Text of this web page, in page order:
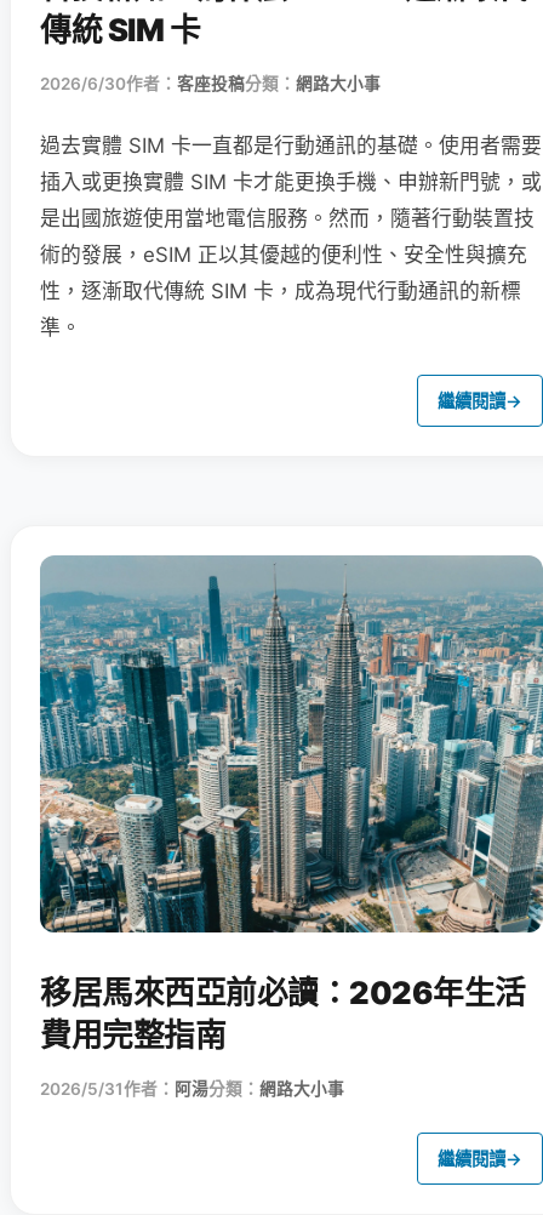
傳統 SIM 卡
2026/6/30作者： 客座投稿分類： 網路大小事
過去實體 SIM 卡一直都是行動通訊的基礎。使用者需要
插入或更換實體 SIM 卡才能更換手機、申辦新門號，或
是出國旅遊使用當地電信服務。然而，隨著行動裝置技
術的發展，eSIM 正以其優越的便利性、安全性與擴充
性，逐漸取代傳統 SIM 卡，成為現代行動通訊的新標
準。
繼續閱讀→
移居馬來西亞前必讀：2026年生活
費用完整指南
2026/5/31作者： 阿湯分類： 網路大小事
繼續閱讀→